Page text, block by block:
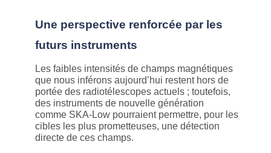
Une perspective renforcée par les
futurs instruments
Les faibles intensités de champs magnétiques
que nous inférons aujourd’hui restent hors de
portée des radiotélescopes actuels ; toutefois,
des instruments de nouvelle génération
comme SKA-Low pourraient permettre, pour les
cibles les plus prometteuses, une détection
directe de ces champs.